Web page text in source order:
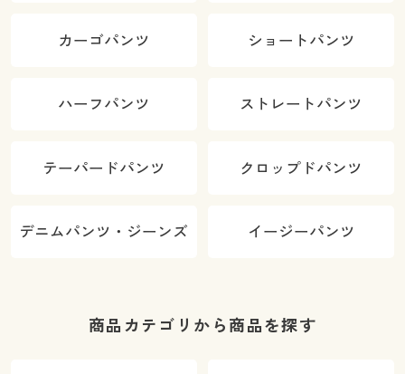
カーゴパンツ ショートパンツ
ハーフパンツ ストレートパンツ
テーパードパンツ クロップドパンツ
デニムパンツ・ジーンズ イージーパンツ
商品カテゴリから商品を探す